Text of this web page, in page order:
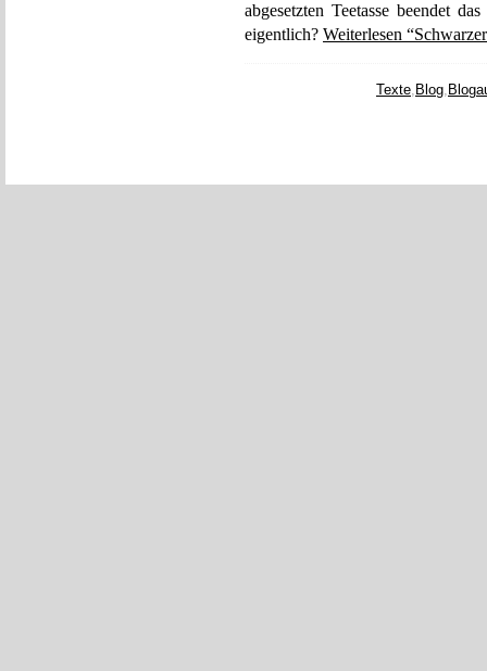
abgesetzten Teetasse beendet
eigentlich? Weiterlesen
Texte, Blog,